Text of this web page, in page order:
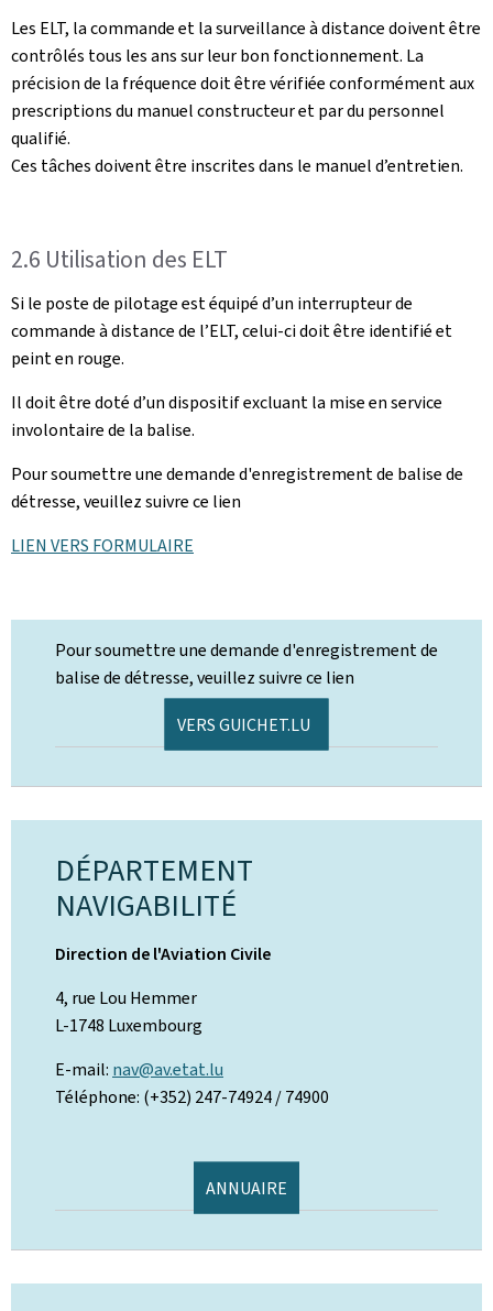
Les ELT, la commande et la surveillance à distance doivent être
contrôlés tous les ans sur leur bon fonctionnement. La
précision de la fréquence doit être vérifiée conformément aux
prescriptions du manuel constructeur et par du personnel
qualifié.
Ces tâches doivent être inscrites dans le manuel d’entretien.
2.6 Utilisation des ELT
Si le poste de pilotage est équipé d’un interrupteur de
commande à distance de l’ELT, celui-ci doit être identifié et
peint en rouge.
Il doit être doté d’un dispositif excluant la mise en service
involontaire de la balise.
Pour soumettre une demande d'enregistrement de balise de
détresse, veuillez suivre ce lien
LIEN VERS FORMULAIRE
Pour soumettre une demande d'enregistrement de
balise de détresse, veuillez suivre ce lien
VERS GUICHET.LU
DÉPARTEMENT
NAVIGABILITÉ
Direction de l'Aviation Civile
4, rue Lou Hemmer
L-1748 Luxembourg
E-mail: nav@av.etat.lu
Téléphone: (+352) 247-74924 / 74900
ANNUAIRE